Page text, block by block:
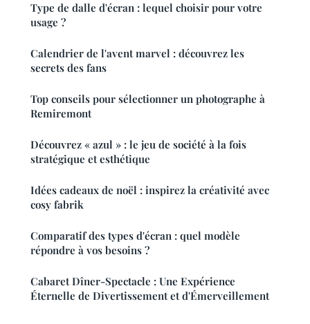
Type de dalle d'écran : lequel choisir pour votre
usage ?
Calendrier de l'avent marvel : découvrez les
secrets des fans
Top conseils pour sélectionner un photographe à
Remiremont
Découvrez « azul » : le jeu de société à la fois
stratégique et esthétique
Idées cadeaux de noël : inspirez la créativité avec
cosy fabrik
Comparatif des types d'écran : quel modèle
répondre à vos besoins ?
Cabaret Dîner-Spectacle : Une Expérience
Éternelle de Divertissement et d'Émerveillement